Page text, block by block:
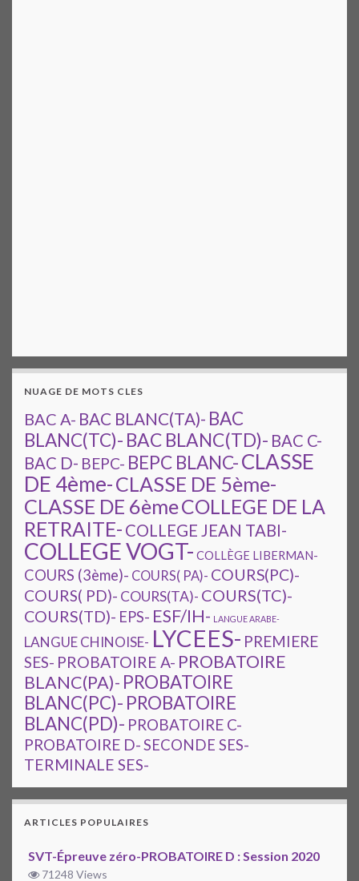
NUAGE DE MOTS CLES
BAC A- BAC BLANC(TA)- BAC
BLANC(TC)- BAC BLANC(TD)- BAC C-
BAC D- BEPC- BEPC BLANC-CLASSE
DE 4ème-CLASSE DE 5ème-
CLASSE DE 6èmeCOLLEGE DE LA
RETRAITE- COLLEGE JEAN TABI-
COLLEGE VOGT- COLLÈGE LIBERMAN-
COURS (3ème)- COURS( PA)- COURS(PC)-
COURS( PD)- COURS(TA)- COURS(TC)-
COURS(TD)- EPS- ESF/IH- LANGUE ARABE-
LANGUE CHINOISE- LYCEES- PREMIERE
SES- PROBATOIRE A- PROBATOIRE
BLANC(PA)- PROBATOIRE
BLANC(PC)- PROBATOIRE
BLANC(PD)- PROBATOIRE C-
PROBATOIRE D-SECONDE SES-
TERMINALE SES-
ARTICLES POPULAIRES
SVT-Épreuve zéro-PROBATOIRE D : Session 2020
71248 Views